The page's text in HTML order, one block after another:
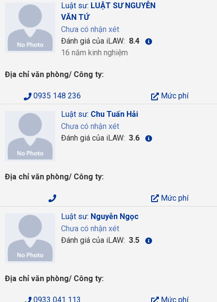
Luật sư: LUẬT SƯ NGUYỄN
VĂN TỨ
Chưa có nhận xét
Đánh giá của iLAW: 8.4
16 năm kinh nghiệm
Địa chỉ văn phòng/ Công ty:
0935 148 236
Mức phí
Luật sư: Chu Tuấn Hải
Chưa có nhận xét
Đánh giá của iLAW: 3.6
Địa chỉ văn phòng/ Công ty:
Mức phí
Luật sư: Nguyễn Ngọc
Chưa có nhận xét
Đánh giá của iLAW: 3.5
Địa chỉ văn phòng/ Công ty:
0933 041 113 Mức phí